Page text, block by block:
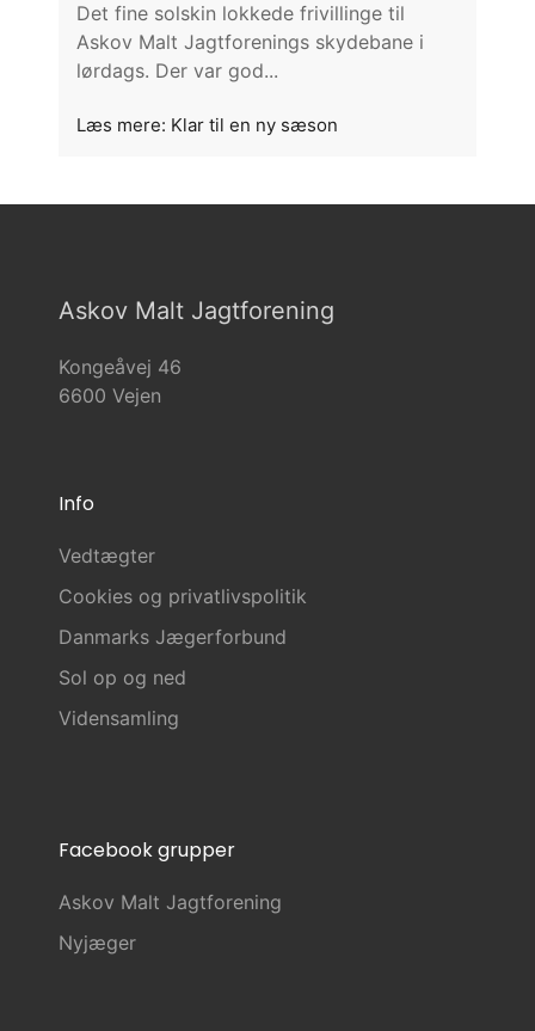
Det fine solskin lokkede frivillinge til
Askov Malt Jagtforenings skydebane i
lørdags. Der var god...
Læs mere: Klar til en ny sæson
Askov Malt Jagtforening
Kongeåvej 46
6600 Vejen
Info
Vedtægter
Cookies og privatlivspolitik
Danmarks Jægerforbund
Sol op og ned
Vidensamling
Facebook grupper
Askov Malt Jagtforening
Nyjæger